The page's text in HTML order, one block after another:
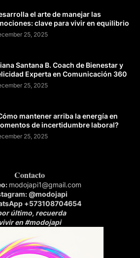
el arte de manejar las
clave para vivir en equilibrio
25, 2025
Santana B. Coach de Bienestar y
Experta en Comunicación 360
25, 2025
mantener arriba la energía en
de incertidumbre laboral?
25, 2025
Contacto
modojapi1@gmail.com
@modojapi
+573108704654
último, recuerda
vivir en #modojapi